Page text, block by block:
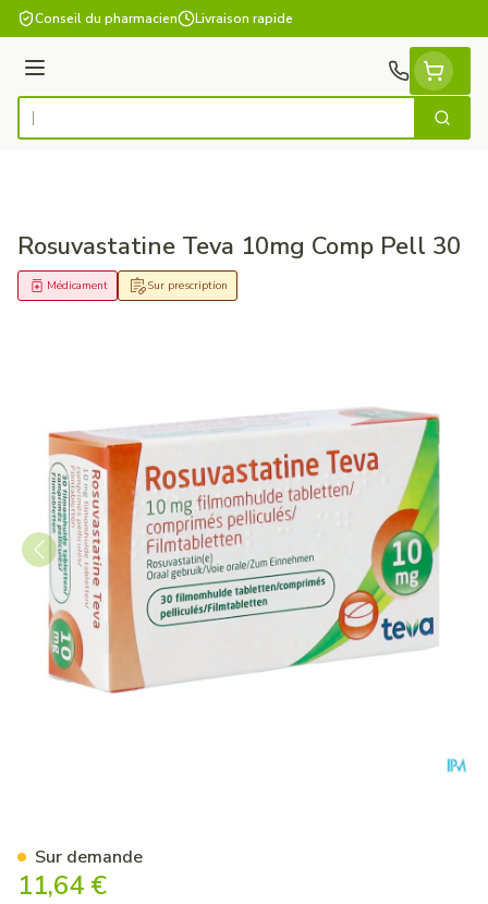
Aller au contenu
Conseil du pharmacien Livraison rapide
Menu
Rechercher
Rosuvastatine Teva 10mg Comp Pell 30
Sur prescription
Médicament
11,64 €
Sur demande